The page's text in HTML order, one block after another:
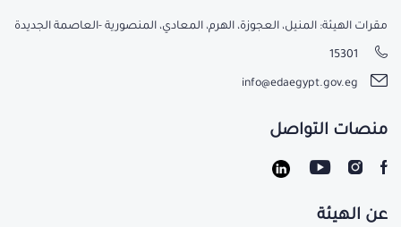
عن الهيئة
مقرات الهيئة: المنيل، العجوزة، الهرم، المعادي، المنصورية -العاصمة الجديدة
15301
info@edaegypt.gov.eg
منصات التواصل